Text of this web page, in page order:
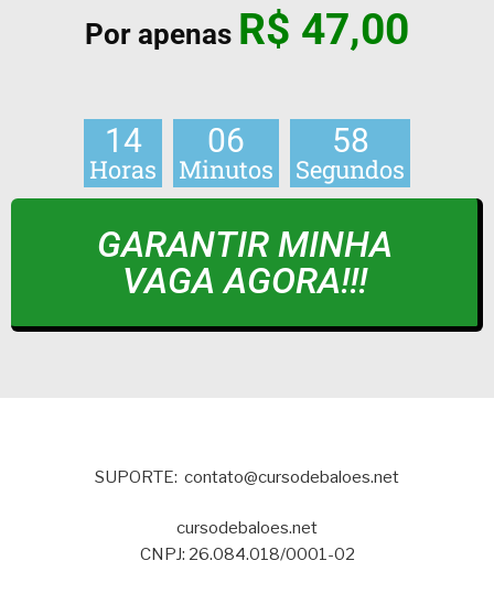
Por apenas R$ 47,00
14
Horas
06
Minutos
57
Segundos
GARANTIR MINHA
VAGA AGORA!!!
SUPORTE: contato@cursodebaloes.net
cursodebaloes.net
CNPJ: 26.084.018/0001-02